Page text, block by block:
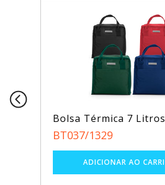
Bolsa Térmica 7 Litros
BT037/1329